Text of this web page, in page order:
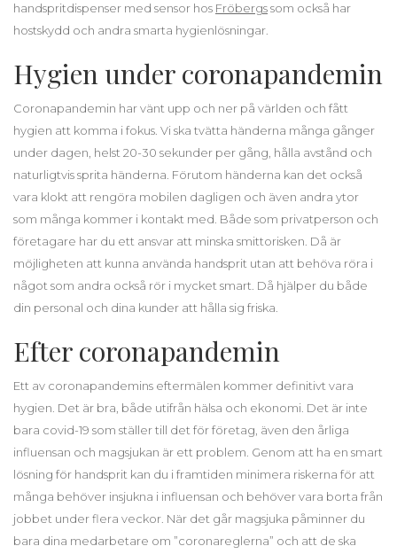
handspritdispenser med sensor hos Fröbergssom också har
hostskydd och andra smarta hygienlösningar.
Hygien under coronapandemin
Coronapandemin har vänt upp och ner på världen och fått
hygien att komma i fokus. Vi ska tvätta händerna många gånger
under dagen, helst 20-30 sekunder per gång, hålla avstånd och
naturligtvis sprita händerna. Förutom händerna kan det också
vara klokt att rengöra mobilen dagligen och även andra ytor
som många kommer i kontakt med. Både som privatperson och
företagare har du ett ansvar att minska smittorisken. Då är
möjligheten att kunna använda handsprit utan att behöva röra i
något som andra också rör i mycket smart. Då hjälper du både
din personal och dina kunder att hålla sig friska.
Efter coronapandemin
Ett av coronapandemins eftermälen kommer definitivt vara
hygien. Det är bra, både utifrån hälsa och ekonomi. Det är inte
bara covid-19 som ställer till det för företag, även den årliga
influensan och magsjukan är ett problem. Genom att ha en smart
lösning för handsprit kan du i framtiden minimera riskerna för att
många behöver insjukna i influensan och behöver vara borta från
jobbet under flera veckor. När det går magsjuka påminner du
bara dina medarbetare om ”coronareglerna” och att de ska